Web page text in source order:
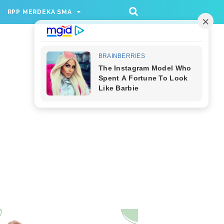
[336, 280], 'div-gpt-ad-1733174991559-
RPP MERDEKA SMA